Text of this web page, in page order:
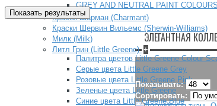
GREY AND NEUTRAL PAINT COLOURS
Краски Шарман (Charmant)
Краски Шервин Вильемс (Sherwin-Williams)
Милк (Milk)
Литл Грин (Little Greene) +
Палитра цветов Little Greene Colour
Серые цвета Little Greene Grey
Розовые цвета Little Greene Pink
Зеленые цвета Little Greene
Синие цвета Little Greene Blue
Показать результаты
ЭЛЕГАНТНАЯ
Показывать:
Сортировать: